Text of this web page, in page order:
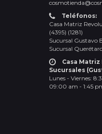
Teléfonos:
Casa Matriz
(4395) (1281)
Sucursal Gustavo
Sucursal
Casa
Sucursales
Lunes - Viernes:
09:00 am - 1:45